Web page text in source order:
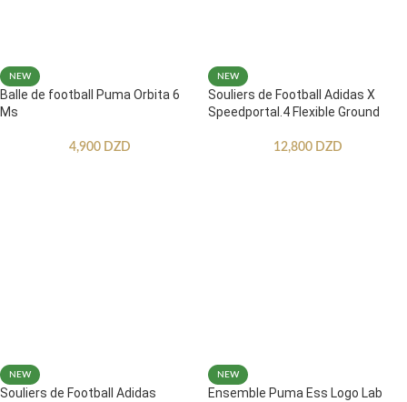
NEW
Balle de football Puma Orbita 6
Ms
4,900 DZD
NEW
Souliers de Football Adidas X
Speedportal.4 Flexible Ground
12,800 DZD
NEW
Souliers de Football Adidas
NEW
Ensemble Puma Ess Logo Lab